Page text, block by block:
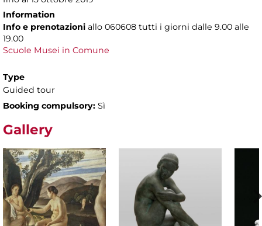
Information
Info e prenotazioni allo 060608 tutti i giorni dalle 9.00 alle
19.00
Scuole Musei in Comune
Type
Guided tour
Booking compulsory: Sì
Gallery